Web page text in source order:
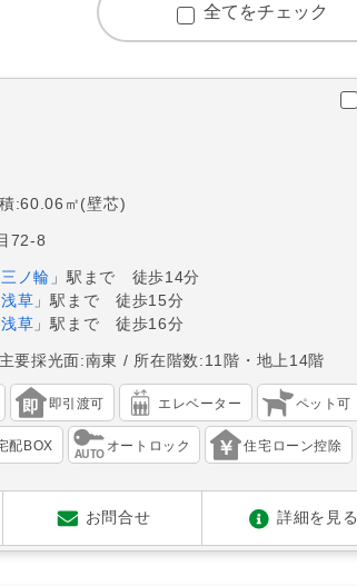
全てをチェック
:60.06㎡(壁芯)
72-8
三ノ輪 」駅まで 徒歩14分
浅草 」駅まで 徒歩15分
浅草 」駅まで 徒歩16分
主要採光面:南東 所在階数:11階・地上14階
即引渡可 エレベーター ペット可
配BOX オートロック 住宅ローン控除
お問合せ 詳細を見る